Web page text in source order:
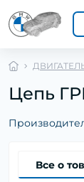
Цепь
Все о